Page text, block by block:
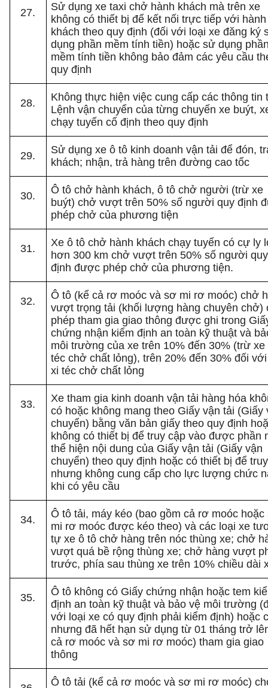
Sử dụng xe taxi chở hành khách mà trên xe
không có thiết bị để kết nối trực tiếp với hành
khách theo quy định (đối với loại xe đăng ký
dụng phần mềm tính tiền) hoặc sử dụng
mềm tính tiền không bảo đảm các yêu cầu
quy định
Không thực hiện việc cung cấp các thông tin
Lệnh vận chuyển của từng chuyến xe buýt,
chạy tuyến cố định theo quy định
Sử dụng xe ô tô kinh doanh vận tải để đón,
khách; nhận, trả hàng trên đường cao tốc
Ô tô chở hành khách, ô tô chở người (trừ xe
buýt) chở vượt trên 50% số người quy định
phép chở của phương tiện
Xe ô tô chở hành khách chạy tuyến có cự ly
hơn 300 km chở vượt trên 50% số người quy
định được phép chở của phương tiện.
Ô tô (kể cả rơ moóc và sơ mi rơ moóc) chở
vượt trọng tải (khối lượng hàng chuyên chở)
phép tham gia giao thông được ghi trong
chứng nhận kiểm định an toàn kỹ thuật và
môi trường của xe trên 10% đến 30% (trừ xe
téc chở chất lỏng), trên 20% đến 30% đối
xi téc chở chất lỏng
Xe tham gia kinh doanh vận tải hàng hóa
có hoặc không mang theo Giấy vận tải (Giấy
chuyển) bằng văn bản giấy theo quy định
không có thiết bị để truy cập vào được phần
thể hiện nội dung của Giấy vận tải (Giấy vận
chuyển) theo quy định hoặc có thiết bị để
nhưng không cung cấp cho lực lượng chức
khi có yêu cầu
Ô tô tải, máy kéo (bao gồm cả rơ moóc hoặc
mi rơ moóc được kéo theo) và các loại xe
tự xe ô tô chở hàng trên nóc thùng xe; chở
vượt quá bề rộng thùng xe; chở hàng vượt
trước, phía sau thùng xe trên 10% chiều dài
Ô tô không có Giấy chứng nhận hoặc tem
định an toàn kỹ thuật và bảo vệ môi trường
với loại xe có quy định phải kiểm định) hoặc
nhưng đã hết hạn sử dụng từ 01 tháng trở
cả rơ moóc và sơ mi rơ moóc) tham gia giao
thông
Ô tô tải (kể cả rơ moóc và sơ mi rơ moóc)